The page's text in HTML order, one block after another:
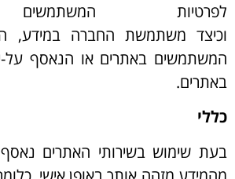
לפרטיות
וכיצד משתמשת החברה במידע,
המשתמשים באתרים או הנאסף
באתרים.
כללי
בעת שימוש בשירותי האתרים